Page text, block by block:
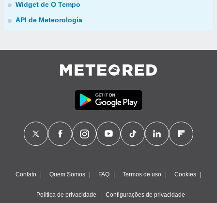
Widget de O Tempo
API de Meteorologia
Contato Quem Somos FAQ Termos de uso Cookies
Política de privacidade Configurações de privacidade